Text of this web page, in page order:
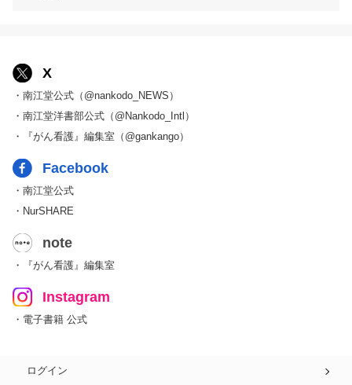
X
・南江堂公式（@nankodo_NEWS）
・南江堂洋書部公式（@Nankodo_Intl）
・『がん看護』編集室（@gankango）
Facebook
・南江堂公式
・NurSHARE
note
・『がん看護』編集室
Instagram
・電子書籍 公式
ログイン